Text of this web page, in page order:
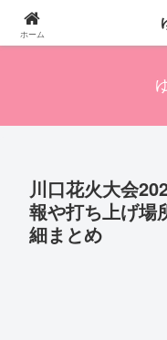
四人の子を持つ母のズボラ生
川口花火大会
報や打ち上げ場
細まとめ
ホーム